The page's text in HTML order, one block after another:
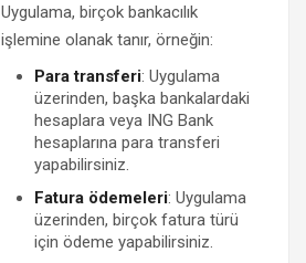
Uygulama, birçok bankacılık
işlemine olanak tanır, örneğin:
Para transferi: Uygulama
üzerinden, başka bankalardaki
hesaplara veya ING Bank
hesaplarına para transferi
yapabilirsiniz.
Fatura ödemeleri: Uygulama
üzerinden, birçok fatura türü
için ödeme yapabilirsiniz.